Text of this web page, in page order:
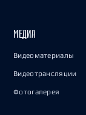
МЕДИА
Видеоматериалы
Видеотрансляции
Фотогалерея